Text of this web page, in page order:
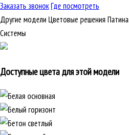
Заказать звонокГде посмотреть
Другие модели Цветовые решения Патина
Cистемы
Доступные цвета для этой модели